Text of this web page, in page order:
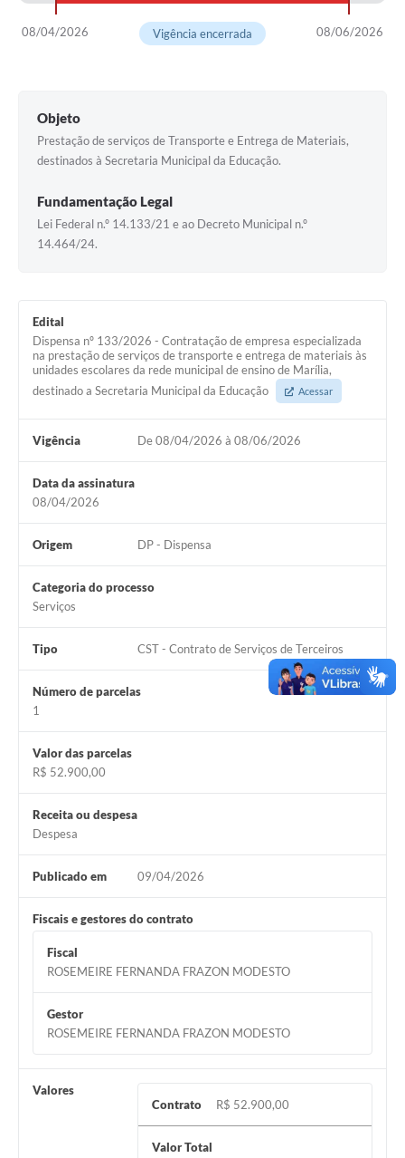
08/04/2026 08/06/2026
Vigência encerrada
Objeto
Prestação de serviços de Transporte e Entrega de Materiais,
destinados à Secretaria Municipal da Educação.
Fundamentação Legal
Lei Federal n.º 14.133/21 e ao Decreto Municipal n.º
14.464/24.
Edital
Dispensa nº 133/2026 - Contratação de empresa especializada
na prestação de serviços de transporte e entrega de materiais às
unidades escolares da rede municipal de ensino de Marília,
destinado a Secretaria Municipal da Educação
Acessar
Vigência De 08/04/2026 à 08/06/2026
Data da assinatura
08/04/2026
Origem DP - Dispensa
Categoria do processo
Serviços
Tipo CST - Contrato de Serviços de Terceiros
Número de parcelas
1
Valor das parcelas
R$ 52.900,00
Receita ou despesa
Despesa
Publicado em 09/04/2026
Fiscais e gestores do contrato
Fiscal
ROSEMEIRE FERNANDA FRAZON MODESTO
Gestor
ROSEMEIRE FERNANDA FRAZON MODESTO
Valores
Contrato
R$ 52.900,00
Valor Total